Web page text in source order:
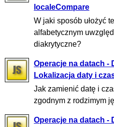
localeCompare
W jaki sposób ułożyć
alfabetycznym
diakrytyczne?
Operacje na datach -
Lokalizacja daty i
Jak zamienić datę i
zgodnym z rodzimym
Operacje na datach -